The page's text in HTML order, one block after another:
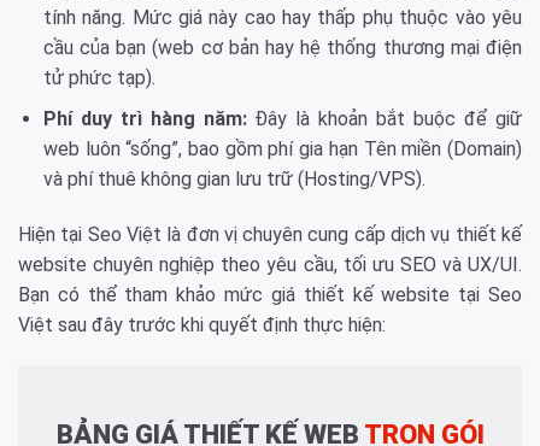
tính năng. Mức giá này cao hay thấp phụ thuộc vào yêu
cầu của bạn (web cơ bản hay hệ thống thương mại điện
tử phức tạp).
Phí duy trì hàng năm:Đây là khoản bắt buộc để giữ
web luôn “sống”, bao gồm phí gia hạn Tên miền (Domain)
và phí thuê không gian lưu trữ (Hosting/VPS).
Hiện tại Seo Việt là đơn vị chuyên cung cấp dịch vụ thiết kế
website chuyên nghiệp theo yêu cầu, tối ưu SEO và UX/UI.
Bạn có thể tham khảo mức giá thiết kế website tại Seo
Việt sau đây trước khi quyết định thực hiện:
BẢNG GIÁ THIẾT KẾ WEB TRỌN GÓI